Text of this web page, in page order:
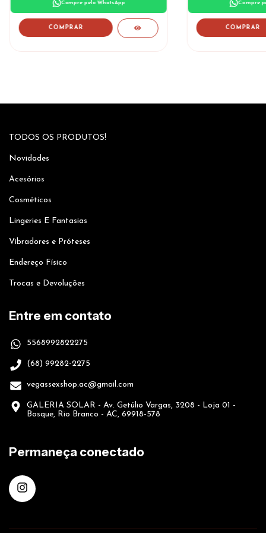
Compre pelo WhatsApp Compre
COMPRAR
TODOS OS PRODUTOS!
Novidades
Acesórios
Cosméticos
Lingeries E Fantasias
Vibradores e Próteses
Endereço Físico
Trocas e Devoluções
Entre em contato
5568992822275
(68) 99282-2275
vegassexshop.ac@gmail.com
GALERIA SOLAR - Av. Getúlio Vargas, 3208 - Loja 01 -
Bosque, Rio Branco - AC, 69918-578
Permaneça conectado